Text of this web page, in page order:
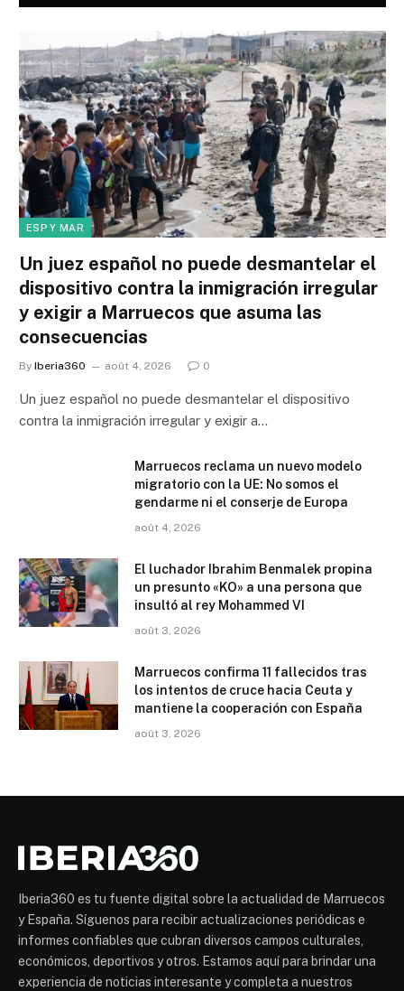
ESP Y MAR
Un juez español no puede desmantelar el
dispositivo contra la inmigración irregular
y exigir a Marruecos que asuma las
consecuencias
By Iberia360 août 4, 2026 0
Un juez español no puede desmantelar el dispositivo
contra la inmigración irregular y exigir a…
Marruecos reclama un nuevo modelo
migratorio con la UE: No somos el
gendarme ni el conserje de Europa
août 4, 2026
El luchador Ibrahim Benmalek propina
un presunto «KO» a una persona que
insultó al rey Mohammed VI
août 3, 2026
Marruecos confirma 11 fallecidos tras
los intentos de cruce hacia Ceuta y
mantiene la cooperación con España
août 3, 2026
Iberia360 es tu fuente digital sobre la actualidad de Marruecos
y España. Síguenos para recibir actualizaciones periódicas e
informes confiables que cubran diversos campos culturales,
económicos, deportivos y otros. Estamos aquí para brindar una
experiencia de noticias interesante y completa a nuestros